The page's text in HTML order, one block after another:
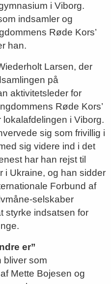
i Viborg.
indsamler og
Røde Kors’
han.
Larsen, der
på
aktivitetsleder for
Røde Kors’
i Viborg.
sig som frivillig i
sig videre ind i det
har han rejst til
i Ukraine, og han sidder
Forbund af
selskaber
styrke indsatsen for
er”
bliver som
Mette Bojesen og